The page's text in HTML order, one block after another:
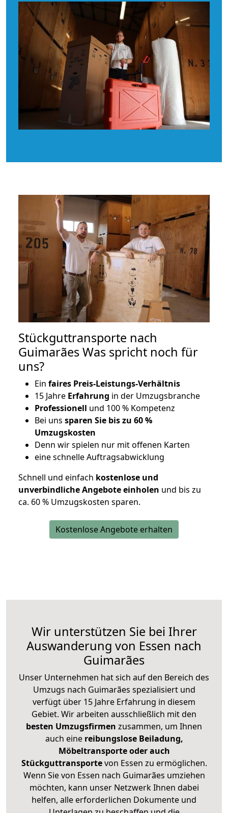
Stückguttransporte nach
Guimarães Was spricht noch für
uns?
Ein faires Preis-Leistungs-Verhältnis
15 Jahre Erfahrung in der Umzugsbranche
Professionell und 100 % Kompetenz
Bei uns sparen Sie bis zu 60 %
Umzugskosten
Denn wir spielen nur mit offenen Karten
eine schnelle Auftragsabwicklung
Schnell und einfach kostenlose und
unverbindliche Angebote einholen und bis zu
ca. 60 % Umzugskosten sparen.
Kostenlose Angebote erhalten
Wir unterstützen Sie bei Ihrer
Auswanderung von Essen nach
Guimarães
Unser Unternehmen hat sich auf den Bereich des
Umzugs nach Guimarães spezialisiert und
verfügt über 15 Jahre Erfahrung in diesem
Gebiet. Wir arbeiten ausschließlich mit den
besten Umzugsfirmen zusammen, um Ihnen
auch eine reibungslose Beiladung,
Möbeltransporte oder auch
Stückguttransportevon Essen zu ermöglichen.
Wenn Sie von Essen nach Guimarães umziehen
möchten, kann unser Netzwerk Ihnen dabei
helfen, alle erforderlichen Dokumente und